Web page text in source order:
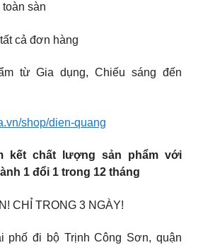
sàn
cả đơn hàng
từ Gia dụng, Chiếu sáng đến
shop/dien-quang
kết chất lượng sản phẩm với
1 đổi 1 trong 12 tháng
CHỈ TRONG 3 NGÀY!
phố đi bộ Trịnh Công Sơn, quận